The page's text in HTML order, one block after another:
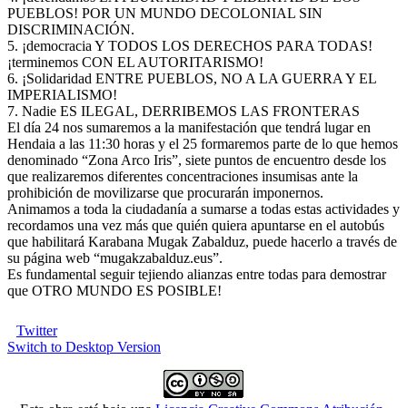
PUEBLOS! POR UN MUNDO DECOLONIAL SIN
DISCRIMINACIÓN.
5. ¡democracia Y TODOS LOS DERECHOS PARA TODAS!
¡terminemos CON EL AUTORITARISMO!
6. ¡Solidaridad ENTRE PUEBLOS, NO A LA GUERRA Y EL
IMPERIALISMO!
7. Nadie ES ILEGAL, DERRIBEMOS LAS FRONTERAS
El día 24 nos sumaremos a la manifestación que tendrá lugar en
Hendaia a las 11:30 horas y el 25 formaremos parte de lo que hemos
denominado “Zona Arco Iris”, siete puntos de encuentro desde los
que realizaremos diferentes concentraciones insumisas ante la
prohibición de movilizarse que procurarán imponernos.
Animamos a toda la ciudadanía a sumarse a todas estas actividades y
recordamos una vez más que quién quiera apuntarse en el autobús
que habilitará Karabana Mugak Zabalduz, puede hacerlo a través de
su página web “mugakzabalduz.eus”.
Es fundamental seguir tejiendo alianzas entre todas para demostrar
que OTRO MUNDO ES POSIBLE!
Twitter
Switch to Desktop Version